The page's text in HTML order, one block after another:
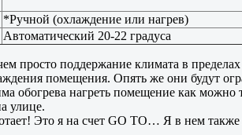
*Ручной (охлаждение или нагрев)
Автоматический 20-22 градуса
просто поддержание климата в
помещения. Опять же они будут
нагреть помещение как можно
улице.
Это я на счет GO TO… Я в нем